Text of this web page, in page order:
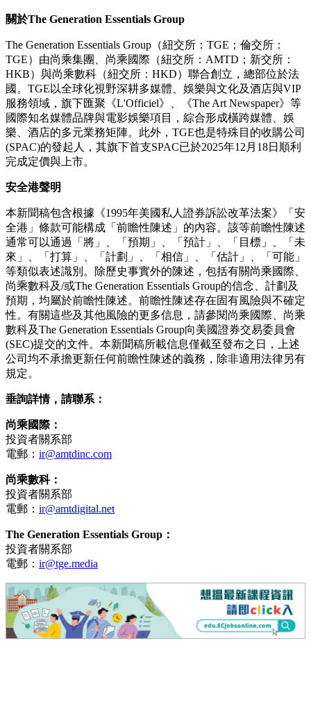
關於The Generation Essentials Group
The Generation Essentials Group（紐交所：TGE；倫交所：
TGE）由尚乘集團、尚乘國際（紐交所：AMTD；新交所：
HKB）與尚乘數科（紐交所：HKD）聯合創立，總部位於法
國。TGE以全球化視野深耕多媒體、娛樂與文化及酒店與VIP
服務領域，旗下匯聚《L'Officiel》、《The Art Newspaper》等
國際知名媒體品牌與電影娛樂項目，綜合形成橫跨媒體、娛
樂、酒店的多元業務矩陣。此外，TGE也是特殊目的收購公司
(SPAC)的發起人，其旗下首支SPAC已於2025年12月18日順利
完成定價與上市。
安全港聲明
本新聞稿包含根據《1995年美國私人證券訴訟改革法案》「安
全港」條款可能構成「前瞻性陳述」的內容。該等前瞻性陳述
通常可以通過「將」、「預期」、「預計」、「目標」、「未
來」、「打算」、「計劃」、「相信」、「估計」、「可能」
等類似表述識別。除歷史事實外的陳述，包括有關尚乘國際、
尚乘數科及/或The Generation Essentials Group的信念、計劃及
預期，均屬於前瞻性陳述。前瞻性陳述存在固有風險與不確定
性。有關這些及其他風險的更多信息，請參閱尚乘國際、尚乘
數科及The Generation Essentials Group向美國證券交易委員會
(SEC)提交的文件。本新聞稿所載信息僅截至發布之日，上述
公司均不承擔更新任何前瞻性陳述的義務，除非適用法律另有
規定。
垂詢詳情，請聯系：
尚乘國際：
投資者關系部
電郵： ir@amtdinc.com
尚乘數科：
投資者關系部
電郵： ir@amtdigital.net
The Generation Essentials Group：
投資者關系部
電郵： ir@tge.media